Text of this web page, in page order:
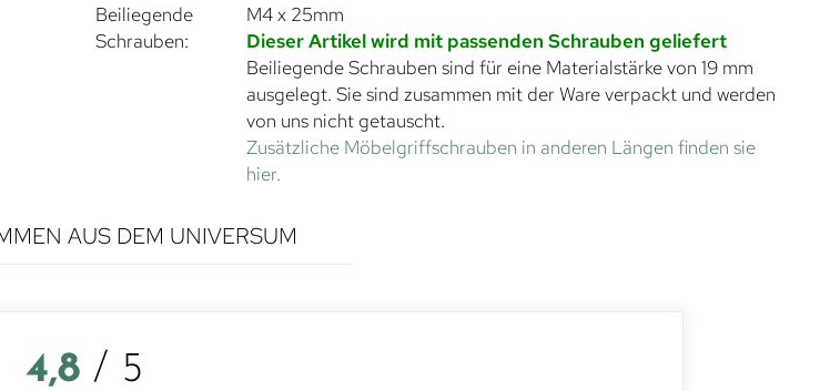
Beiliegende
Schrauben:
M4 x 25mm
Dieser Artikel wird mit passenden Schrauben geliefert
Beiliegende Schrauben sind für eine Materialstärke von 19 mm
ausgelegt. Sie sind zusammen mit der Ware verpackt und werden
von uns nicht getauscht.
Zusätzliche Möbelgriffschrauben in anderen Längen finden sie
hier.
AUS DEM UNIVERSUM
4,8 / 5